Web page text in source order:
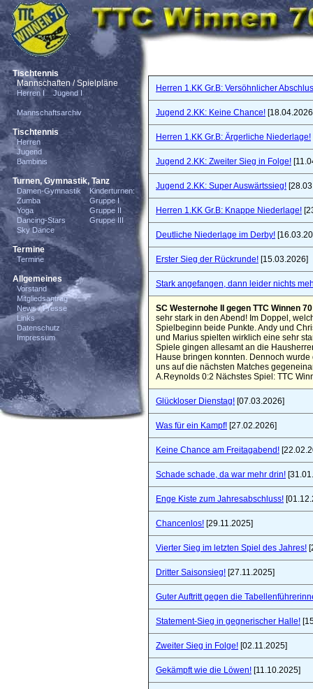
Tischtennis
Mannschaften / Spielpläne
Herren I Jugend I
Mannschaftsarchiv
Tischtennis
Herren
Jugend
Bambinis
Turnen, Gymnastik, Tanz
Damen-Gymnastik
Zumba
Yoga
Dancing-Stars
Sky Dance
Kinderturnen:
Gruppe I
Gruppe II
Gruppe III
Termine
Termine
Allgemeines
Vorstand
Mitgliedsantrag
News / Presse
Links
Datenschutz
Impressum
Herren 1.KK Gr.B: Versöhnlicher
Jugend 2.KK: Keine Chance!
Herren 1.KK Gr.B: Ärgerliche Niederlage!
Jugend 2.KK: Zweiter Sieg in Folge!
Jugend 2.KK: Super Auswärtssieg!
Herren 1.KK Gr.B: Knappe Niederlage!
Deutliche Niederlage im Derby!
Erster Sieg der Rückrunde! [15.03.2026]
Stark angefangen, dann leider nichts
SC Westernohe II gegen TTC Winnen
sehr stark in den Abend! Im Doppel,
Spielbeginn beide Punkte. Andy und
und Marius spielten wirklich eine sehr
Spiele gingen allesamt an die
Hause bringen konnten. Dennoch
uns auf die nächsten Matches
A.Reynolds 0:2 Nächstes Spiel: TTC
Glückloser Dienstag! [07.03.2026]
Was für ein Kampf! [27.02.2026]
Keine Chance am Freitagabend!
Schade schade, da war mehr drin!
Enge Kiste zum Jahresabschluss!
Chancenlos! [29.11.2025]
Vierter Sieg im letzten Spiel des Jahres!
Dritter Saisonsieg! [27.11.2025]
Guter Auftritt gegen die
Statement-Sieg in gegnerischer Halle!
Zweiter Sieg in Folge! [02.11.2025]
Gekämpft wie die Löwen! [11.10.2025]